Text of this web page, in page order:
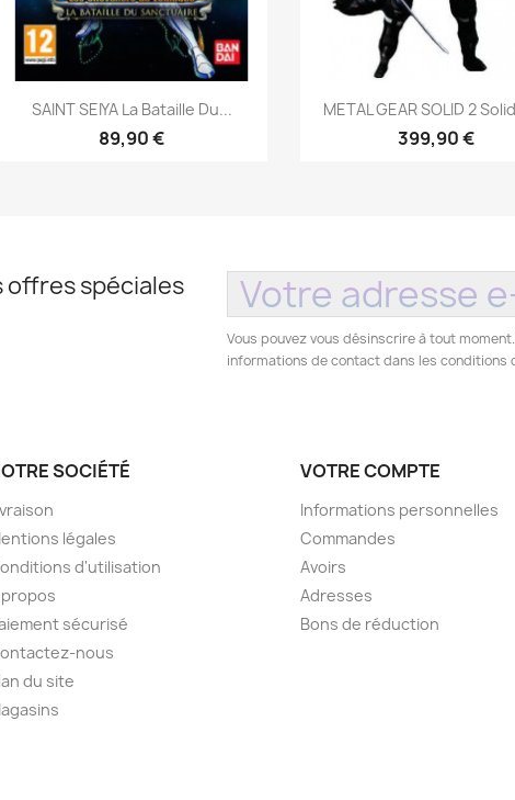
Aperçu rapide
SAINT SEIYA La Bataille Du...
89,90 €
Aperçu rapide
METAL GEAR SOLID 2
399,90 €
offres spéciales
Vous pouvez vous désinscrire à tout
informations de contact dans les conditions
SOCIÉTÉ
légales
d'utilisation
propos
sécurisé
nous
du site
VOTRE COMPTE
Informations personnelles
Commandes
Avoirs
Adresses
Bons de réduction